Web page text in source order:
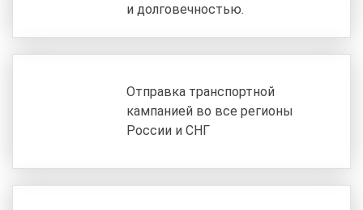
и долговечностью.
Отправка транспортной
кампанией во все регионы
России и СНГ